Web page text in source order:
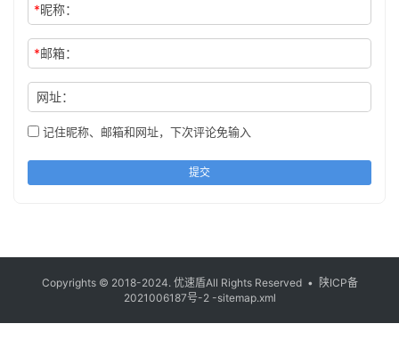
*昵称：
*邮箱：
网址：
记住昵称、邮箱和网址，下次评论免输入
提交
Copyrights © 2018-2024. 优速盾All Rights Reserved • 陕ICP备
2021006187号-2 -sitemap.xml